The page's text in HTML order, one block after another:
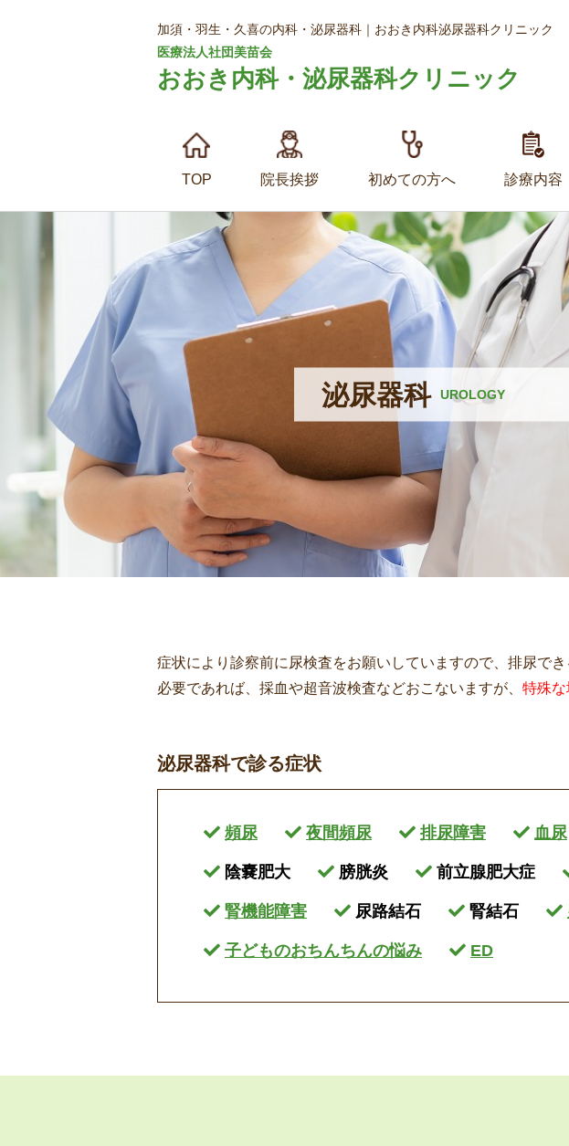
加須・羽生・久喜の内科・泌尿器科｜おおき内科泌尿器科クリニック
医療法人社団美苗会
おおき内科・泌尿器科クリニック
TOP 院長挨拶 初めての方へ 診療内容
泌尿器科 UROLOGY
症状により診察前に尿検査をお願いしていますので、排尿でき
必要であれば、採血や超音波検査などおこないますが、 特殊な
泌尿器科で診る症状
頻尿 夜間頻尿 排尿障害 血尿
陰嚢肥大 膀胱炎 前立腺肥大症
腎機能障害 尿路結石 腎結石
子どものおちんちんの悩み ED